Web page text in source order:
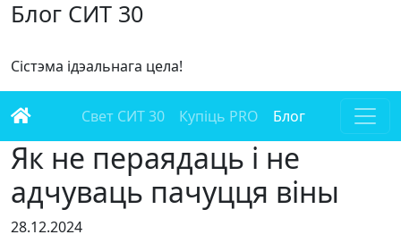
Блог СИТ 30
Сістэма ідэальнага цела!
Свет СИТ 30 Купіць PRO Блог
Як не пераядаць і не
адчуваць пачуцця віны
28.12.2024